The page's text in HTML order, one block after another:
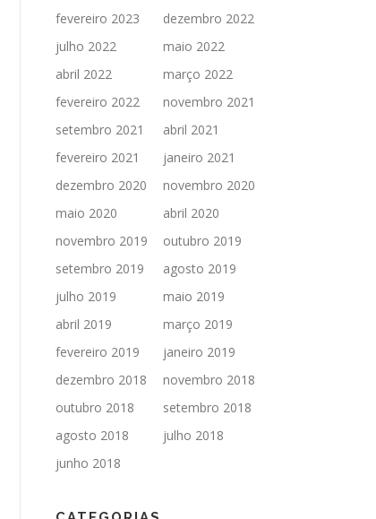
fevereiro 2023
dezembro 2022
julho 2022
maio 2022
abril 2022
março 2022
fevereiro 2022
novembro 2021
setembro 2021
abril 2021
fevereiro 2021
janeiro 2021
dezembro 2020
novembro 2020
maio 2020
abril 2020
novembro 2019
outubro 2019
setembro 2019
agosto 2019
julho 2019
maio 2019
abril 2019
março 2019
fevereiro 2019
janeiro 2019
dezembro 2018
novembro 2018
outubro 2018
setembro 2018
agosto 2018
julho 2018
junho 2018